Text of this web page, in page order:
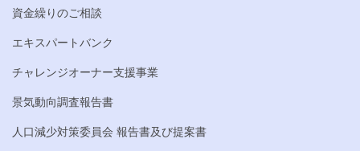
資金繰りのご相談
エキスパートバンク
チャレンジオーナー支援事業
景気動向調査報告書
人口減少対策委員会 報告書及び提案書